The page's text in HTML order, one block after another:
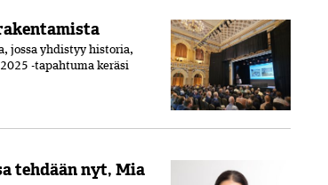
jossa yhdistyy historia,
-tapahtuma keräsi
tehdään nyt, Mia